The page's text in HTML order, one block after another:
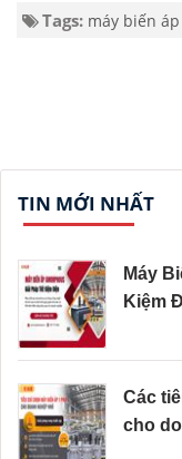
Tags: máy biến áp
TIN MỚI NHẤT
Máy
Kiệm
Các
cho